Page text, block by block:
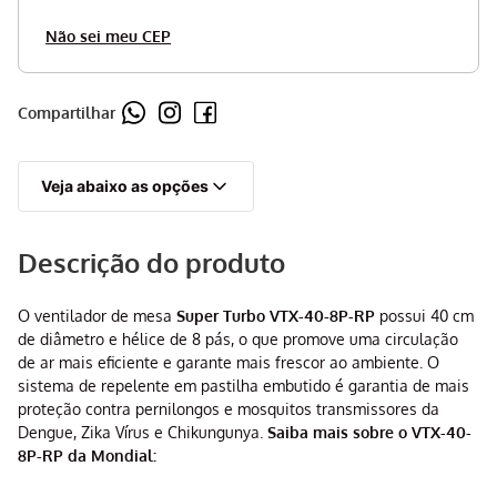
Não sei meu CEP
Compartilhar
Veja abaixo as opções
Descrição do produto
O ventilador de mesa Super Turbo VTX-40-8P-RP possui 40 cm
de diâmetro e hélice de 8 pás, o que promove uma circulação
de ar mais eficiente e garante mais frescor ao ambiente. O
sistema de repelente em pastilha embutido é garantia de mais
proteção contra pernilongos e mosquitos transmissores da
Dengue, Zika Vírus e Chikungunya. Saiba mais sobre o VTX-40-
8P-RP da Mondial: